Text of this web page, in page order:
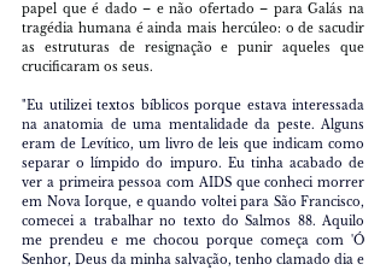
papel que é dado – e não ofertado – para Galás na
tragédia humana é ainda mais hercúleo: o de sacudir
as estruturas de resignação e punir aqueles que
crucificaram os seus.
"Eu utilizei textos bíblicos porque estava interessada
na anatomia de uma mentalidade da peste. Alguns
eram de Levítico, um livro de leis que indicam como
separar o límpido do impuro. Eu tinha acabado de
ver a primeira pessoa com AIDS que conheci morrer
em Nova Iorque, e quando voltei para São Francisco,
comecei a trabalhar no texto do Salmos 88. Aquilo
me prendeu e me chocou porque começa com 'Ó
Senhor, Deus da minha salvação, tenho clamado dia e